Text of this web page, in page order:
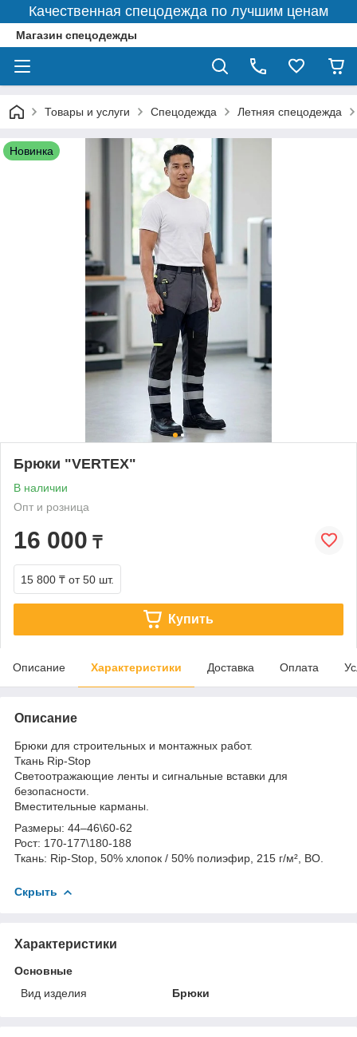
Качественная спецодежда по лучшим ценам
Магазин спецодежды
Товары и услуги Спецодежда Летняя спецодежда
Новинка
Брюки "VERTEX"
В наличии
Опт и розница
16 000 ₸
15 800 ₸ от 50 шт.
Купить
Описание Характеристики Доставка Оплата
Описание
Брюки для строительных и монтажных работ.
Ткань Rip-Stop
Светоотражающие ленты и сигнальные вставки для
безопасности.
Вместительные карманы.
Размеры: 44–46\60-62
Рост: 170-177\180-188
Ткань: Rip-Stop, 50% хлопок / 50% полиэфир, 215 г/м², ВО.
Скрыть
Характеристики
Основные
Вид изделия
Брюки